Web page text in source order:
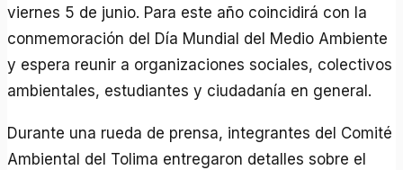
viernes 5 de junio. Para este año coincidirá con la
conmemoración del Día Mundial del Medio Ambiente
y espera reunir a organizaciones sociales, colectivos
ambientales, estudiantes y ciudadanía en general.
Durante una rueda de prensa, integrantes del Comité
Ambiental del Tolima entregaron detalles sobre el